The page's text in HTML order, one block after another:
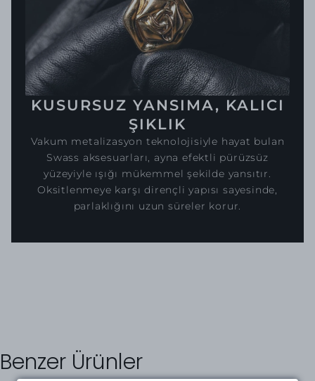
KUSURSUZ YANSIMA, KALICI
ŞIKLIK
Vakum metalizasyon teknolojisiyle hayat bulan
Swass aksesuarları, ayna efektli pürüzsüz
yüzeyiyle ışığı mükemmel şekilde yansıtır.
Oksitlenmeye karşı dirençli yapısı sayesinde,
parlaklığını uzun süreler korur.
Benzer Ürünler